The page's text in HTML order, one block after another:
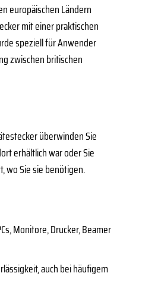
europäischen Ländern
mit einer praktischen
speziell für Anwender
zwischen britischen
überwinden Sie
erhältlich war oder Sie
wo Sie sie benötigen.
Monitore, Drucker, Beamer
auch bei häufigem